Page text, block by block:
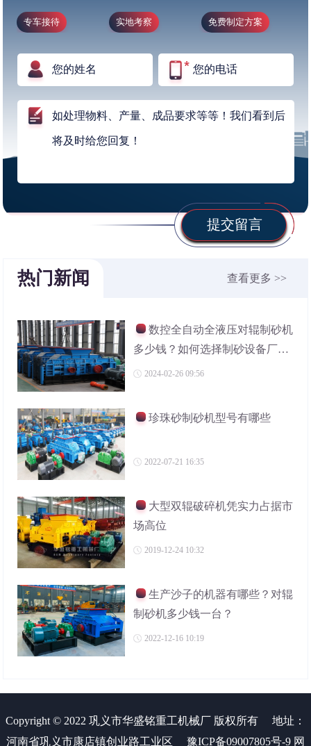
专车接待 实地考察 免费制定方案
提交留言
热门新闻 查看更多 >>
数控全自动全液压对辊制砂机
多少钱？如何选择制砂设备厂
家？2024-02-26 09:56
珍珠砂制砂机型号有哪些
2022-07-21 16:35
大型双辊破碎机凭实力占据市
场高位
2019-12-24 10:32
生产沙子的机器有哪些？对辊
制砂机多少钱一台？
2022-12-16 10:19
Copyright © 2022 巩义市华盛铭重工机械厂 版权所有
地址：
河南省巩义市康店镇创业路工业区
豫ICP备09007805号-9 网